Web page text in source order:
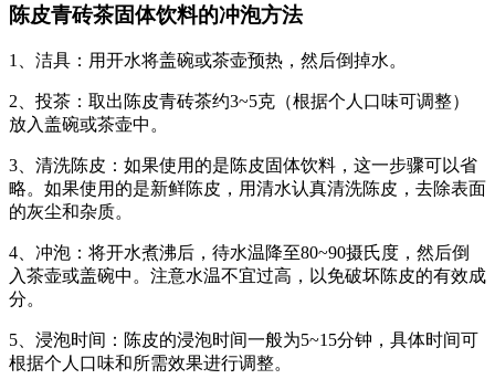
陈皮青砖茶固体饮料的冲泡方法
1、洁具：用开水将盖碗或茶壶预热，然后倒掉水。
2、投茶：取出陈皮青砖茶约3~5克（根据个人口味可调整）
放入盖碗或茶壶中。
3、清洗陈皮：如果使用的是陈皮固体饮料，这一步骤可以省
略。如果使用的是新鲜陈皮，用清水认真清洗陈皮，去除表面
的灰尘和杂质。
4、冲泡：将开水煮沸后，待水温降至80~90摄氏度，然后倒
入茶壶或盖碗中。注意水温不宜过高，以免破坏陈皮的有效成
分。
5、浸泡时间：陈皮的浸泡时间一般为5~15分钟，具体时间可
根据个人口味和所需效果进行调整。